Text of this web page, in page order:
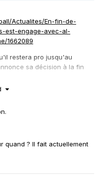
Actualites/En-fin-de-
est-engage-avec-al-
1662089
restera pro jusqu'au
sa décision à la fin
quand ? Il fait actuellement